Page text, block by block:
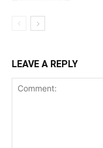
LEAVE A REPLY